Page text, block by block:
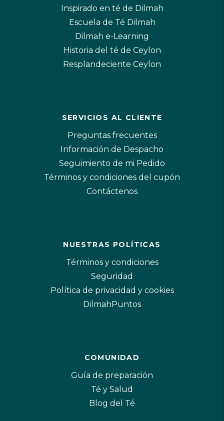
Inspirado en té de Dilmah
Escuela de Té Dilmah
Dilmah e-Learning
Historia del té de Ceylon
Resplandeciente Ceylon
SERVICIOS AL CLIENTE
Preguntas frecuentes
Información de Despacho
Seguimiento de mi Pedido
Términos y condiciones del cupón
Contáctenos
NUESTRAS POLÍTICAS
Términos y condiciones
Seguridad
Política de privacidad y cookies
DilmahPuntos
COMUNIDAD
Guía de preparación
Té y Salud
Blog del Té